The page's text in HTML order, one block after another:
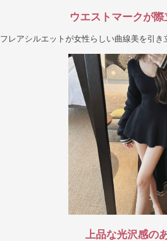
ウエストマークが
フレアシルエットが女性らしい曲線美を引
上品な光沢感の